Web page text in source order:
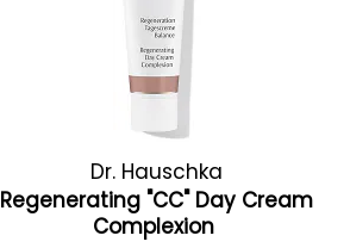
Dr. Hauschka
Regenerating "CC" Day Cream
Complexion